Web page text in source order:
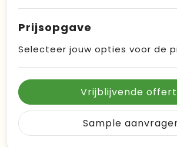
Prijsopgave
Selecteer jouw opties voor de
Vrijblijvende
Sample